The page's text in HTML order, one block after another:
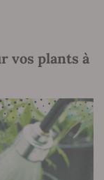
vos plants à